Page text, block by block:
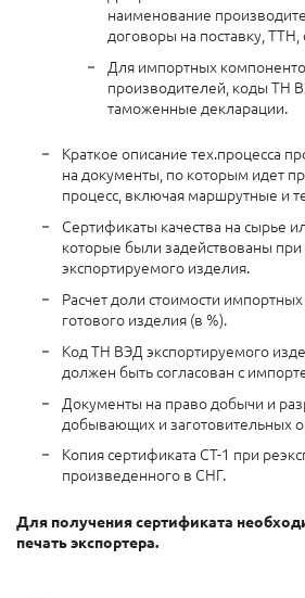
наименование
договоры на поставку, ТТН,
Для импортных
производителей, коды ТН
таможенные декларации.
Краткое описание тех.процесса
на документы, по которым идет
процесс, включая маршрутные и
Сертификаты качества на сырье
которые были задействованы при
экспортируемого изделия.
Расчет доли стоимости
готового изделия (в %).
Код ТН ВЭД экспортируемого
должен быть согласован с
Документы на право добычи и
добывающих и заготовительных
Копия сертификата СТ-1 при
произведенного в СНГ.
Для получения сертификата
печать экспортера.